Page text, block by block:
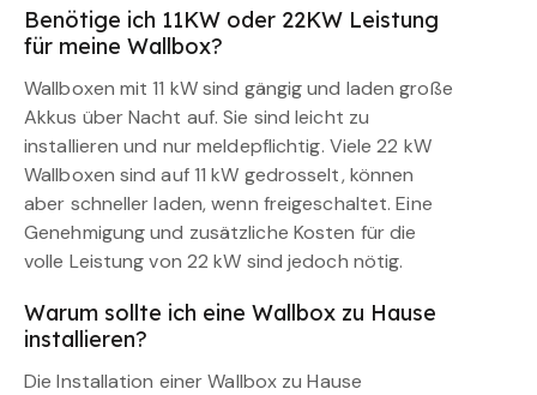
Benötige ich 11KW oder 22KW Leistung
für meine Wallbox?
Wallboxen mit 11 kW sind gängig und laden große
Akkus über Nacht auf. Sie sind leicht zu
installieren und nur meldepflichtig. Viele 22 kW
Wallboxen sind auf 11 kW gedrosselt, können
aber schneller laden, wenn freigeschaltet. Eine
Genehmigung und zusätzliche Kosten für die
volle Leistung von 22 kW sind jedoch nötig.
Warum sollte ich eine Wallbox zu Hause
installieren?
Die Installation einer Wallbox zu Hause